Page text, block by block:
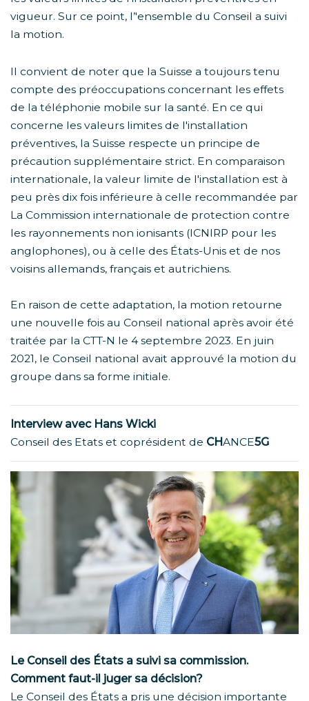
vigueur. Sur ce point, l’'ensemble du Conseil a suivi
la motion.
Il convient de noter que la Suisse a toujours tenu
compte des préoccupations concernant les effets
de la téléphonie mobile sur la santé. En ce qui
concerne les valeurs limites de l'installation
préventives, la Suisse respecte un principe de
précaution supplémentaire strict. En comparaison
internationale, la valeur limite de l'installation est à
peu près dix fois inférieure à celle recommandée par
La Commission internationale de protection contre
les rayonnements non ionisants (ICNIRP pour les
anglophones), ou à celle des États-Unis et de nos
voisins allemands, français et autrichiens.
En raison de cette adaptation, la motion retourne
une nouvelle fois au Conseil national après avoir été
traitée par la CTT-N le 4 septembre 2023. En juin
2021, le Conseil national avait approuvé la motion du
groupe dans sa forme initiale.
Interview avec Hans Wicki
Conseil des Etats et coprésident de CHANCE5G
Le Conseil des États a suivi sa commission.
Comment faut-il juger sa décision?
Le Conseil des États a pris une décision importante